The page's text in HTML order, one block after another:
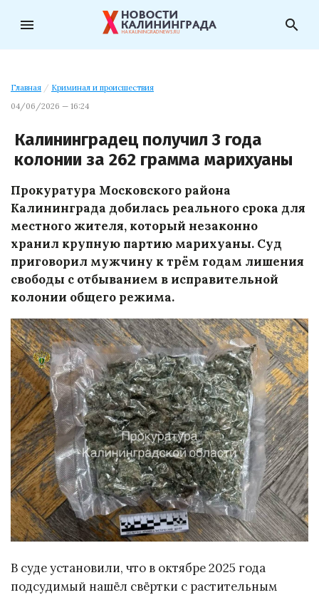
menu search
Главная / Криминал и происшествия
04/06/2026 — 16:24
Калининградец получил 3 года
колонии за 262 грамма марихуаны
Прокуратура Московского района
Калининграда добилась реального срока для
местного жителя, который незаконно
хранил крупную партию марихуаны. Суд
приговорил мужчину к трём годам лишения
свободы с отбыванием в исправительной
колонии общего режима.
В суде установили, что в октябре 2025 года
подсудимый нашёл свёртки с растительным